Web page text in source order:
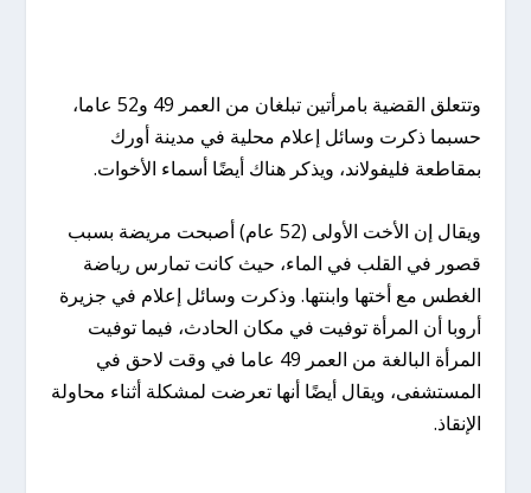
وتتعلق القضية بامرأتين تبلغان من العمر 49 و52 عاما،
حسبما ذكرت وسائل إعلام محلية في مدينة أورك
بمقاطعة فليفولاند، ويذكر هناك أيضًا أسماء الأخوات.
ويقال إن الأخت الأولى (52 عام) أصبحت مريضة بسبب
قصور في القلب في الماء، حيث كانت تمارس رياضة
الغطس مع أختها وابنتها. وذكرت وسائل إعلام في جزيرة
أروبا أن المرأة توفيت في مكان الحادث، فيما توفيت
المرأة البالغة من العمر 49 عاما في وقت لاحق في
المستشفى، ويقال أيضًا أنها تعرضت لمشكلة أثناء محاولة
الإنقاذ.